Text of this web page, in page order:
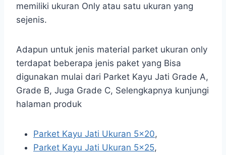
memiliki ukuran Only atau satu ukuran yang
sejenis.
Adapun untuk jenis material parket ukuran only
terdapat beberapa jenis paket yang Bisa
digunakan mulai dari Parket Kayu Jati Grade A,
Grade B, Juga Grade C, Selengkapnya kunjungi
halaman produk
Parket Kayu Jati Ukuran 5×20,
Parket Kayu Jati Ukuran 5×25,